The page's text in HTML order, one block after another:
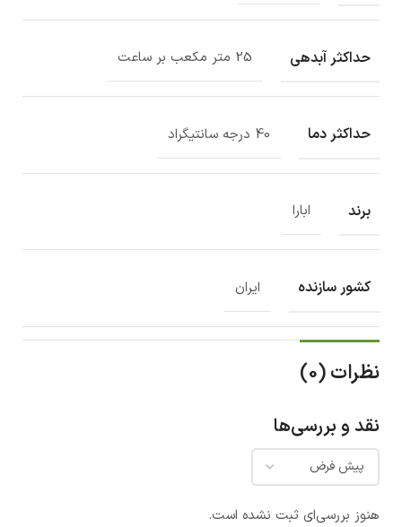
حداکثر آبدهی 25 متر مکعب بر ساعت
حداکثر دما 40 درجه سانتیگراد
برند ابارا
کشور سازنده ایران
نظرات (0)
نقد و بررسی‌ها
هنوز بررسی‌ای ثبت نشده است.